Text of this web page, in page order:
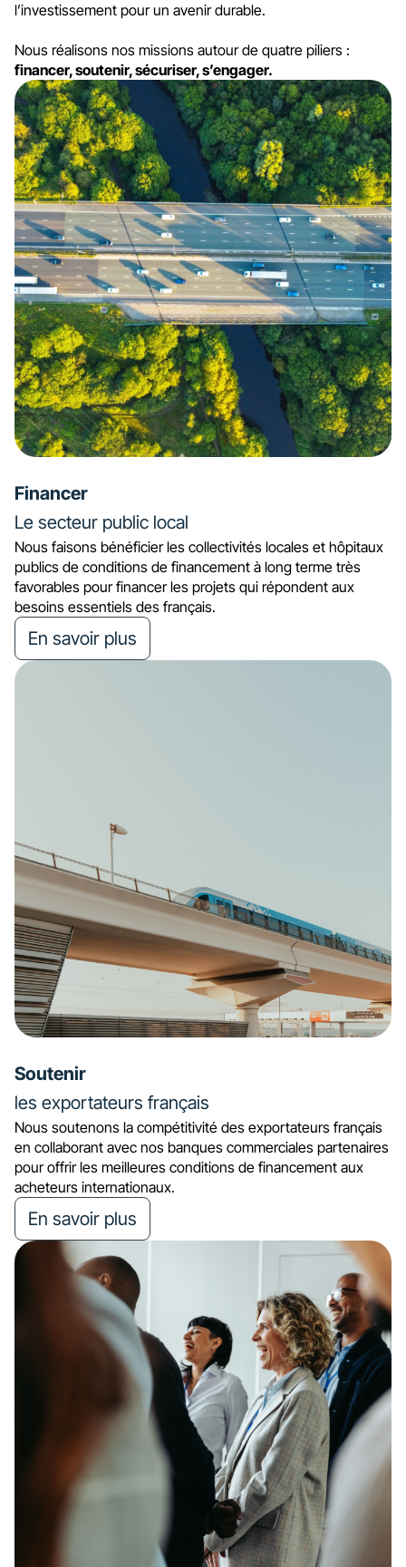
l’investissement pour un avenir durable.
Nous réalisons nos missions autour de quatre piliers :
financer, soutenir, sécuriser, s’engager.
Financer
Le secteur public local
Nous faisons bénéficier les collectivités locales et hôpitaux
publics de conditions de financement à long terme très
favorables pour financer les projets qui répondent aux
besoins essentiels des français.
En savoir plus
Soutenir
les exportateurs français
Nous soutenons la compétitivité des exportateurs français
en collaborant avec nos banques commerciales partenaires
pour offrir les meilleures conditions de financement aux
acheteurs internationaux.
En savoir plus